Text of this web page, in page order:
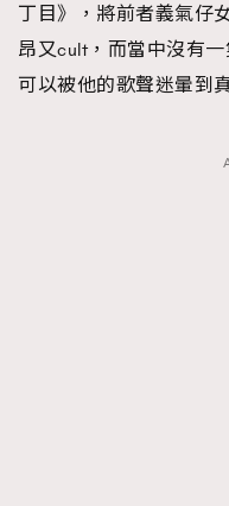
AFrenchMind
EmpowerF
丁目》，將前者義氣仔
昂又cult，而當中沒有
可以被他的歌聲迷暈到